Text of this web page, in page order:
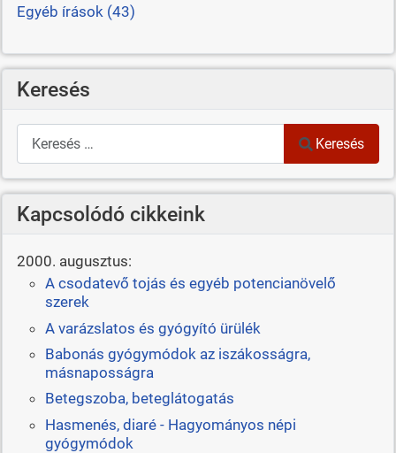
Egyéb írások (43)
Keresés
Keresés
Keresés
Kapcsolódó cikkeink
2000. augusztus:
A csodatevő tojás és egyéb potencianövelő
szerek
A varázslatos és gyógyító ürülék
Babonás gyógymódok az iszákosságra,
másnaposságra
Betegszoba, beteglátogatás
Hasmenés, diaré - Hagyományos népi
gyógymódok